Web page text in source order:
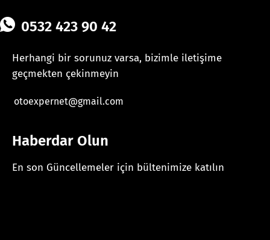
0532 423 90 42
Herhangi bir sorunuz varsa, bizimle iletişime
geçmekten çekinmeyin
otoexpernet@gmail.com
Haberdar Olun
En son Güncellemeler için bültenimize katılın